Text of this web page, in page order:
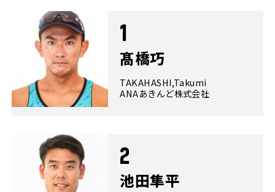
1
髙橋巧
TAKAHASHI,Takumi
ANAあきんど株式会社
2
池田隼平